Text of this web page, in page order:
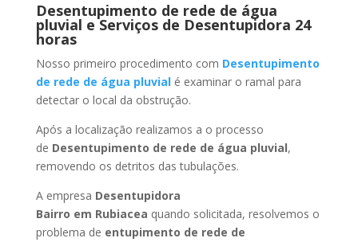
Desentupimento de rede de água
pluvial e Serviços de Desentupidora 24
horas
Nosso primeiro procedimento com Desentupimento
de rede de água pluvialé examinar o ramal para
detectar o local da obstrução.
Após a localização realizamos a o processo
de Desentupimento de rede de água pluvial,
removendo os detritos das tubulações.
A empresa Desentupidora
Bairro em Rubiacea quando solicitada, resolvemos o
problema de entupimento de rede de